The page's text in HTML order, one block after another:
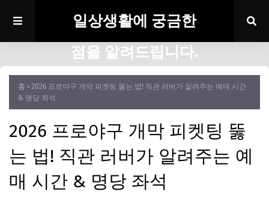
일상생활에 궁금한
점을 알려드립니다.
홈
2026 프로야구 개막 피켓팅 뚫는 법! 직관 러버가 알려주는 예매 시간
& 명당 좌석
2026 프로야구 개막 피켓팅 뚫
는 법! 직관 러버가 알려주는 예
매 시간 & 명당 좌석